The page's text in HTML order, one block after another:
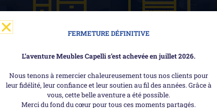
dans notre entrepôt
FERMETURE DÉFINITIVE
L’aventure Meubles Capelli s’est achevée en juillet 2026.
Nous tenons à remercier chaleureusement tous nos clients pour
leur fidélité, leur confiance et leur soutien au fil des années. Grâce à
vous, cette belle aventure a été possible.
Merci du fond du cœur pour tous ces moments partagés.